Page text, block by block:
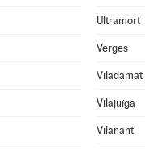
Ultramort
Verges
Viladamat
Vilajuïga
Vilanant